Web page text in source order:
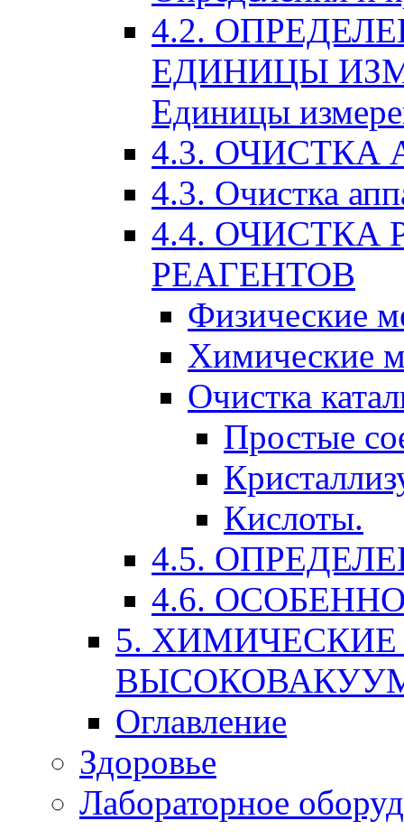
4.2.
ЕДИНИЦЫ
Единицы
4.3. ОЧИСТКА
4.3. Очистка
4.4. ОЧИСТКА
РЕАГЕНТОВ
Физические
Химические
Очистка
Простые
Кислоты.
4.5.
4.6.
5.
Оглавление
Здоровье
Лабораторное